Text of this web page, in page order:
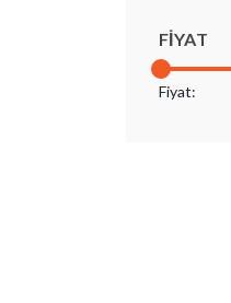
FIYAT
Fiyat: